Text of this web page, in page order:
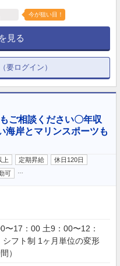
今が狙い目！
見る
要ログイン）
ご相談ください〇年収
岸とマリンスポーツも
上 定期昇給
休日120日
可
〜17：00 土9：00〜12：
）